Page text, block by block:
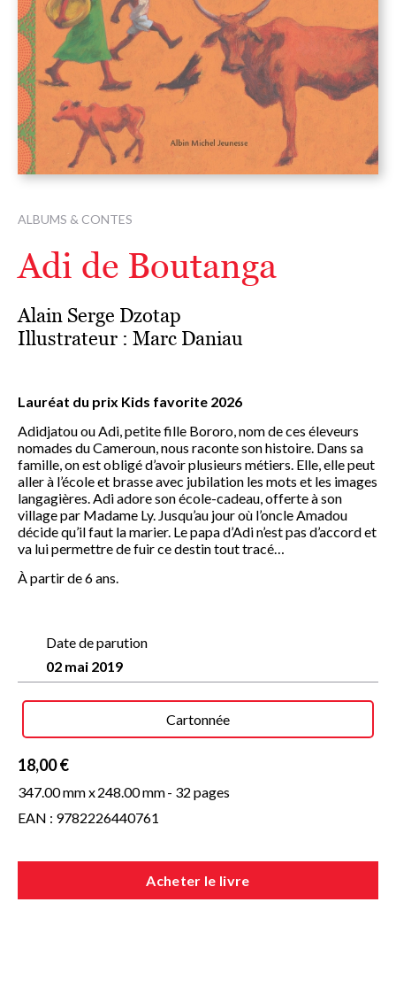
ALBUMS & CONTES
Adi de Boutanga
Alain Serge Dzotap
Illustrateur : Marc Daniau
Lauréat du prix Kids favorite 2026
Adidjatou ou Adi, petite fille Bororo, nom de ces éleveurs
nomades du Cameroun, nous raconte son histoire. Dans sa
famille, on est obligé d’avoir plusieurs métiers. Elle, elle peut
aller à l’école et brasse avec jubilation les mots et les images
langagières. Adi adore son école-cadeau, offerte à son
village par Madame Ly. Jusqu’au jour où l’oncle Amadou
décide qu’il faut la marier. Le papa d’Adi n’est pas d’accord et
va lui permettre de fuir ce destin tout tracé…
À partir de 6 ans.
Date de parution
02 mai 2019
Cartonnée
18,00 €
347.00 mm x248.00 mm- 32 pages
EAN : 9782226440761
Acheter le livre